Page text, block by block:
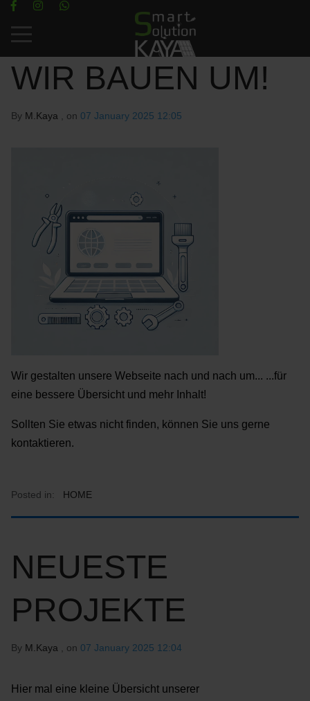
Mobile Menu Toggle
WIR BAUEN UM!
By M.Kaya , on 07 January 2025 12:05
Wir gestalten unsere Webseite nach und nach um... ...für
eine bessere Übersicht und mehr Inhalt!
Sollten Sie etwas nicht finden, können Sie uns gerne
kontaktieren.
Posted in: HOME
NEUESTE
PROJEKTE
By M.Kaya , on 07 January 2025 12:04
Hier mal eine kleine Übersicht unserer